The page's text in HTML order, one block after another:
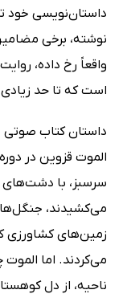
داستان‌نویسی خود
نوشته، برخی
واقعاً رخ داده،
است که تا حد
داستان کتاب صوتی
الموت قزوین در
سرسبز، با دشت‌های
می‌کشیدند،
زمین‌های کشاورزی
می‌کردند. اما
ناحیه، از دل